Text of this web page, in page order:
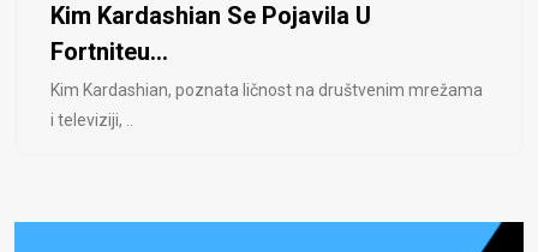
Kim Kardashian Se Pojavila U
Fortniteu...
Kim Kardashian, poznata ličnost na društvenim mrežama
i televiziji, ..